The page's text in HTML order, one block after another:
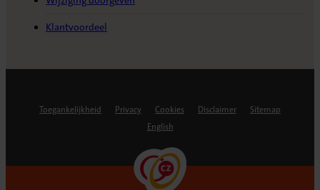
Klantvoordeel
Toegankelijkheid Privacy Cookies Disclaimer
Sitemap
English